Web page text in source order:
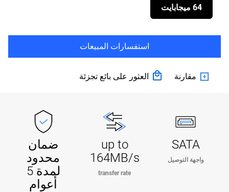
64 ميجابايت
استفسارات المبيعات
مقارنة العثور على بائع تجزئة
SATA
واجهة التوصيل
up to
164MB/s
transfer rate
ضمان
محدود
لمدة 5
أعوام